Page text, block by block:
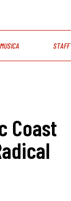
MUSICA STAFF
Coast